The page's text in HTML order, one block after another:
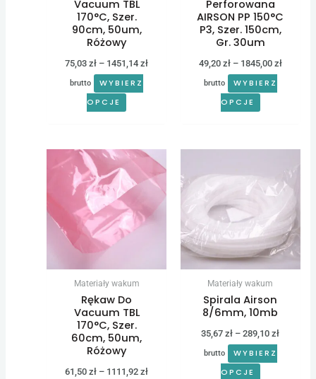
Vacuum TBL
170°C, Szer.
90cm, 50um,
Różowy
75,03zł – 1451,14zł
brutto
WYBIERZ
OPCJE
na
stronie
produktu
Perforowana
AIRSON PP 150°C
P3, Szer. 150cm,
Gr. 30um
49,20 zł – 1845,00 zł
brutto
WYBIERZ
OPCJE
na
stronie
produktu
Materiały wakum
Rękaw Do
Vacuum TBL
170°C, Szer.
60cm, 50um,
Różowy
61,50zł – 1111,92zł
Zakres
cen:
od
61,50 zł
1111,92 zł
Ten
produkt
ma
wiele
wariantów.
można
na
stronie
produktu
Materiały wakum
Spirala Airson
8/6mm, 10mb
35,67zł – 289,10zł
od
35,67 zł
289,10 zł
brutto
WYBIERZ
OPCJE
produkt
ma
wiele
wariantów.
Opcje
można
na
stronie
produktu